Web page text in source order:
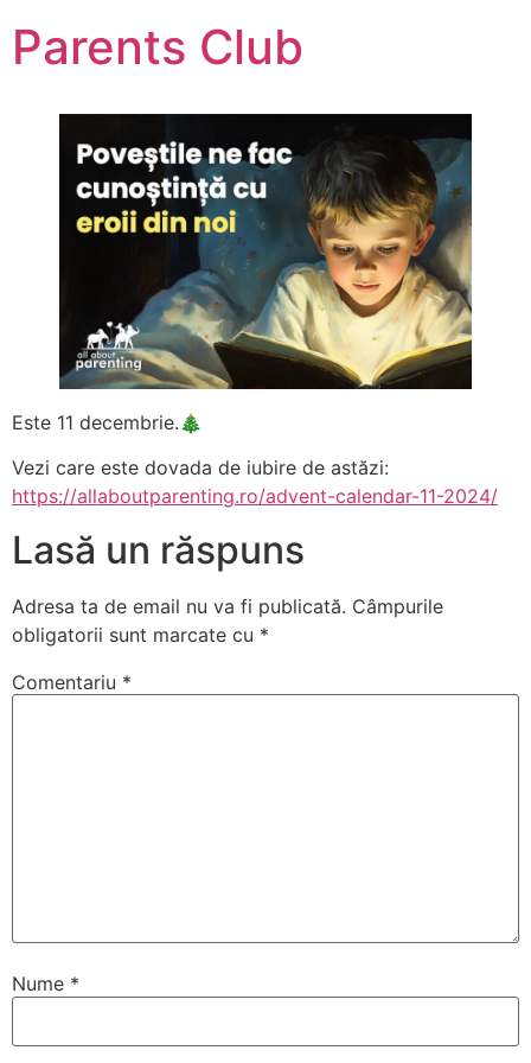
Parents Club
Este 11 decembrie.🎄
Vezi care este dovada de iubire de astăzi:
https://allaboutparenting.ro/advent-calendar-11-2024/
Lasă un răspuns
Adresa ta de email nu va fi publicată. Câmpurile
obligatorii sunt marcate cu *
Comentariu *
Nume *